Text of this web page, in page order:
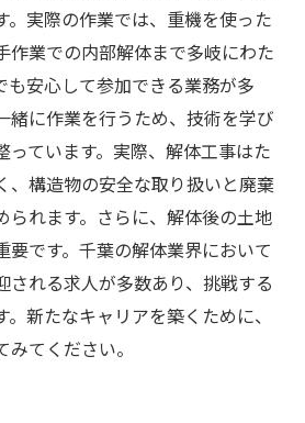
。実際の作業では、重機を使った
作業での内部解体まで多岐にわた
も安心して参加できる業務が多
緒に作業を行うため、技術を学び
っています。実際、解体工事はた
、構造物の安全な取り扱いと廃棄
られます。さらに、解体後の土地
要です。千葉の解体業界において
される求人が多数あり、挑戦する
新たなキャリアを築くために、
てください。